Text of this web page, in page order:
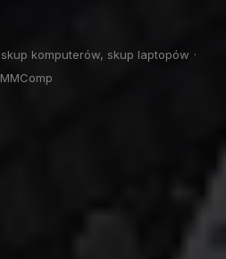
skup komputerów, skup laptopów ·
MMComp